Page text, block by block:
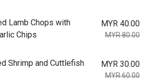
Lamb Chops with
Chips
MYR 40.00
MYR 80.00
Shrimp and Cuttlefish
MYR 30.00
MYR 60.00